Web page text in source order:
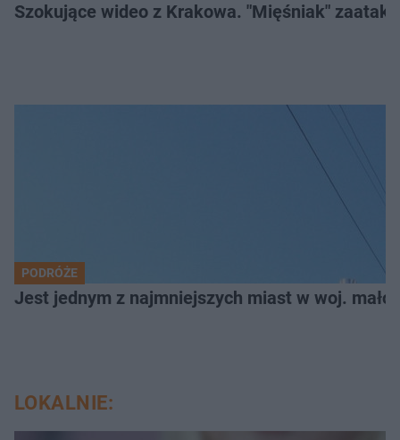
Szokujące wideo z Krakowa. "Mięśniak"
PODRÓŻE
Jest jednym z najmniejszych miast w woj.
LOKALNIE: